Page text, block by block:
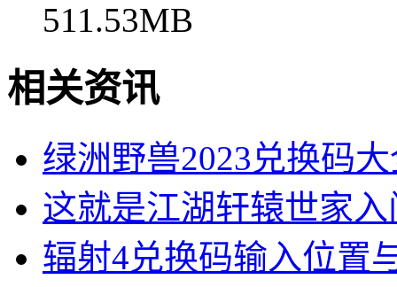
511.53MB
相关资讯
绿洲野兽2023兑换码
这就是江湖轩辕世家
辐射4兑换码输入位置